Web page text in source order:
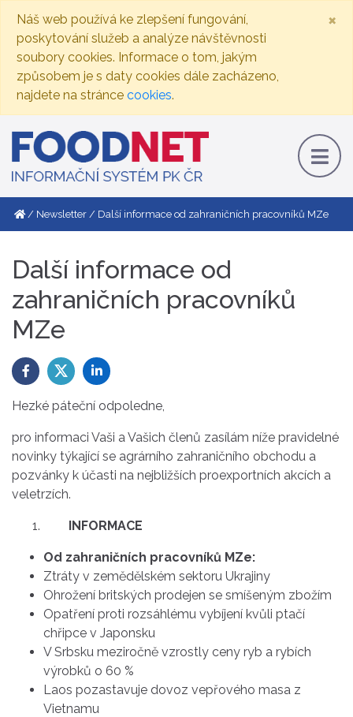
Náš web používá ke zlepšení fungování,
poskytování služeb a analýze návštěvnosti
soubory cookies. Informace o tom, jakým
způsobem je s daty cookies dále zacházeno,
najdete na stránce cookies.
×
Newsletter Další informace od zahraničních pracovníků MZe
Další informace od
zahraničních pracovníků
MZe
Hezké páteční odpoledne,
pro informaci Vaši a Vašich členů zasílám níže pravidelné
novinky týkající se agrárního zahraničního obchodu a
pozvánky k účasti na nejbližších proexportních akcích a
veletrzích.
INFORMACE
Od zahraničních pracovníků MZe:
Ztráty v zemědělském sektoru Ukrajiny
Ohrožení britských prodejen se smíšeným zbožím
Opatření proti rozsáhlému vybíjení kvůli ptačí
chřipce v Japonsku
V Srbsku meziročně vzrostly ceny ryb a rybích
výrobků o 60 %
Laos pozastavuje dovoz vepřového masa z
Vietnamu